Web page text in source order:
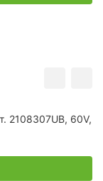
2108307UB, 60V,